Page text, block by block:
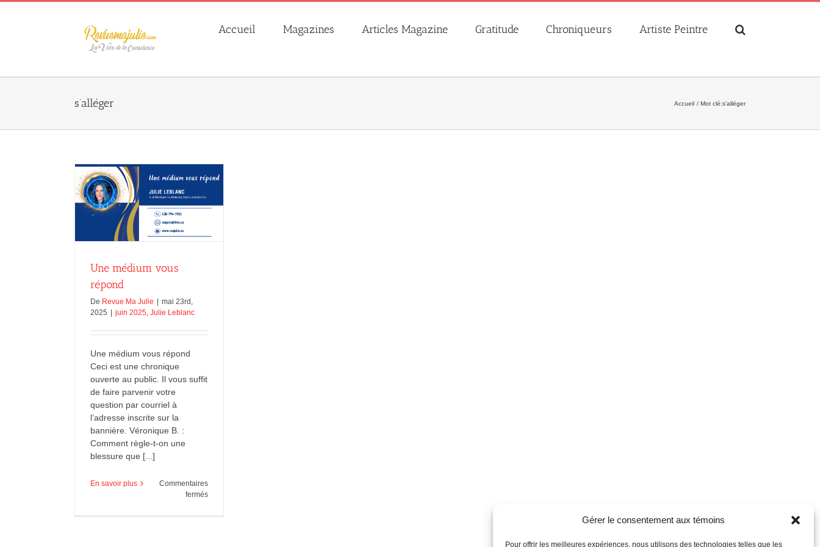
Gérer le consentement aux témoins
Pour offrir les meilleures expériences, nous utilisons des technologies telles que les
Skip
Accueil Magazines Articles Magazine Gratitude Chroniqueurs Artiste Peintre
s’alléger Accueil Mot clé:s’alléger
Une médium vous
répond
De Revue Ma Julie
mai 23rd,
2025
juin 2025, Julie Leblanc
Une médium vous répond
Ceci est une chronique
ouverte au public. Il vous suffit
de faire parvenir votre
question par courriel à
l’adresse inscrite sur la
bannière. Véronique B. :
Comment règle-t-on une
blessure que [...]
En savoir plus
Commentaires
ferméssur